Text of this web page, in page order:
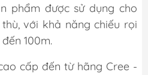
phẩm được sử dụng cho
với khả năng chiếu rọi
100m.
cấp đến từ hãng Cree -